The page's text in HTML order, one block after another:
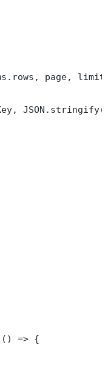
page,
() => {